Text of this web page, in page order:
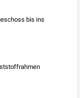
bis ins